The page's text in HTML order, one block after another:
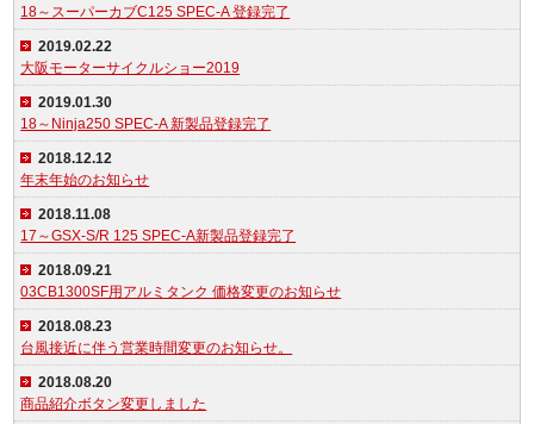
18～スーパーカブC125 SPEC-A 登録完了
2019.02.22
大阪モーターサイクルショー2019
2019.01.30
18～Ninja250 SPEC-A 新製品登録完了
2018.12.12
年末年始のお知らせ
2018.11.08
17～GSX-S/R 125 SPEC-A新製品登録完了
2018.09.21
03CB1300SF用アルミタンク 価格変更のお知らせ
2018.08.23
台風接近に伴う営業時間変更のお知らせ。
2018.08.20
商品紹介ボタン変更しました